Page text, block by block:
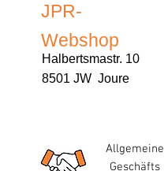
JPR-
Webshop
Halbertsmastr. 10
8501 JW Joure
Allgemeine
Geschäfts